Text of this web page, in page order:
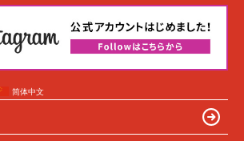
简体中文